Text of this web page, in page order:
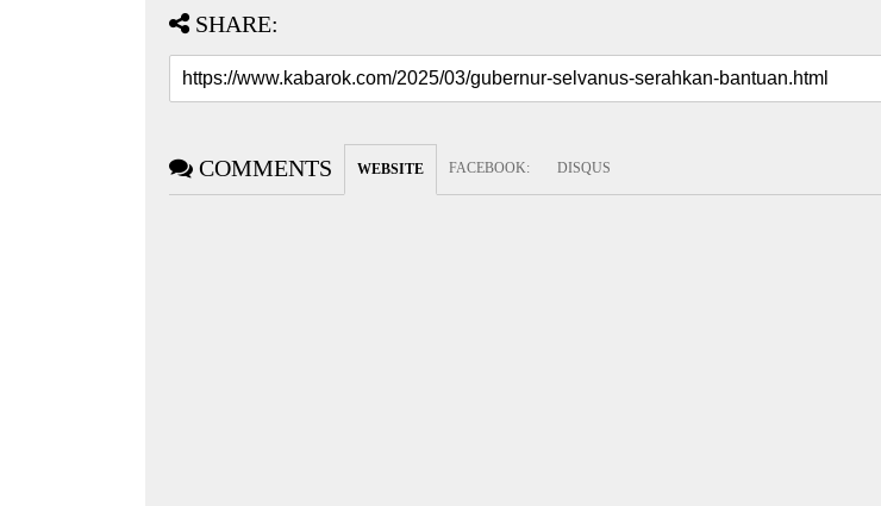
SHARE:
COMMENTS WEBSITE FACEBOOK: DISQUS